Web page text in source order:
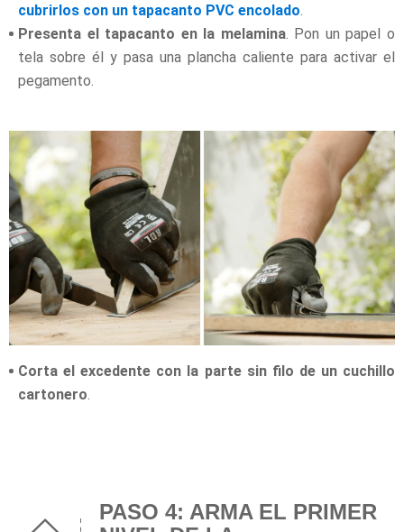
cubrirlos con un tapacanto PVC encolado
Presenta el tapacanto en la melamina. Pon un papel o
tela sobre él y pasa una plancha caliente para activar el
pegamento.
Corta el excedente con la parte sin filo de un cuchillo
cartonero.
PASO 4: ARMA EL PRIMER